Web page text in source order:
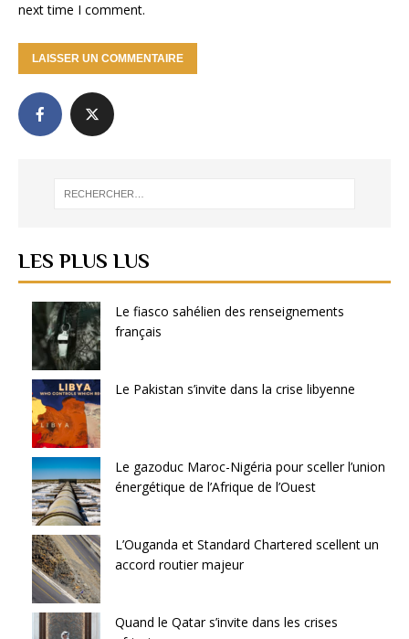
next time I comment.
LES PLUS LUS
Le fiasco sahélien des renseignements
français
Le Pakistan s’invite dans la crise libyenne
Le gazoduc Maroc-Nigéria pour sceller l’union
énergétique de l’Afrique de l’Ouest
L’Ouganda et Standard Chartered scellent un
accord routier majeur
Quand le Qatar s’invite dans les crises